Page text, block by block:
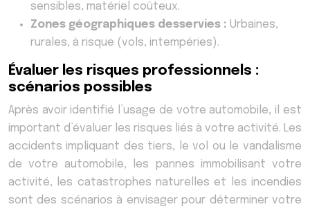
sensibles, matériel coûteux.
Zones géographiques desservies : Urbaines,
rurales, à risque (vols, intempéries).
Évaluer les risques professionnels :
scénarios possibles
Après avoir identifié l’usage de votre automobile, il est
important d’évaluer les risques liés à votre activité. Les
accidents impliquant des tiers, le vol ou le vandalisme
de votre automobile, les pannes immobilisant votre
activité, les catastrophes naturelles et les incendies
sont des scénarios à envisager pour déterminer votre